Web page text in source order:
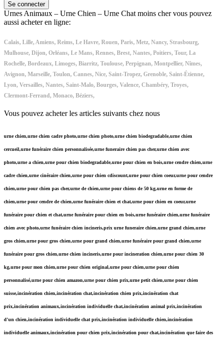
Se connecter
Urnes Animaux – Urne Chien – Urne Chat moins cher vous pouvez
aussi acheter en ligne:
Calais, Lille, Amiens, Reims, Le Havre, Rouen, Paris, Metz, Nancy, Strasbourg,
Mulhouse, Dijon, Orléans, Le Mans, Rennes, Brest, Nantes, Poitiers, Tour, La
Rochelle, Bordeaux, Limoges, Biarritz, Toulouse, Perpignan, Montpellier, Nîmes,
Avignon, Marseille, Toulon, Cannes, Nice, Saint-Tropez, Grenoble, Saint-Étienne,
Lyon, Versailles, Nantes, Saint-Malo, Bourges, Valence, Chambéry, Troyes,
Clermont-Ferrand, Monaco, Béziers,
Vous pouvez acheter les articles suivants chez nous
urne chien,urne chien cadre photo,urne chien photo,urne chien biodegradable,urne chien
cercueil,urne funéraire chien personnalisée,urne funeraire chien pas cher,urne chien avec
photo,urne a chien,urne pour chien biodegradable,urne pour chien en bois,urne cendre chien,urne
cadre chien,urne cinéraire chien,urne pour chien cdiscount,urne pour chien coeur,urne pour cendre
chien,urne pour chien pas cher,urne de chien,urne pour chiens de 50 kg,urne en forme de
chien,urne pour cendre de chien,urne funéraire chien et chat,urne pour chien en coeur,urne
funéraire pour chien et chat,urne funéraire pour chien en bois,urne funéraire chien,urne funéraire
chien avec photo,urne funéraire chien incineris,prix urne funeraire chien,urne grand chien,urne
gros chien,urne pour gros chien,urne pour grand chien,urne funéraire pour grand chien,urne
funéraire pour gros chien,urne chien incineris,urne pour incineration chien,urne pour chien 30
kg,urne pour mon chien,urne pour chien original,urne pour chien,urne pour chien
personnalisé,urne pour chien amazon,urne pour chien prix,urne petit chien,urne pour chien
suisse,incinération chien,incinération chat,incinération chien prix,incinération chat
prix,incinération animaux,incinération individuelle chat,incinération animal prix,incinération
d'un chien,incinération individuelle chat prix,incinération individuelle chien,incinération
individuelle animaux,incinération pour chien prix,incinération pour chat,incinération que faire des